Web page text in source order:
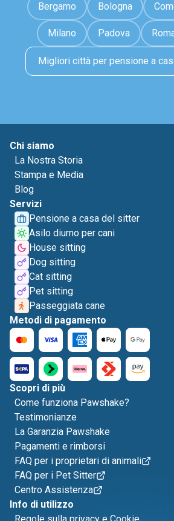
Bergamo Bologna
Milano Padova
Migliori città per pensione a
Chi siamo
La Nostra Storia
Stampa e Media
Blog
Servizi
Pensione a casa del sitter
Asilo diurno per cani
House sitting
Dog sitting
Cat sitting
Pet sitting
Passeggiata cane
Metodi di pagamento
Scopri di più
Come funziona Pawshake?
Testimonianze
La Garanzia Pawshake
Pagamenti e rimborsi
FAQ per i proprietari di animali
FAQ per i Pet Sitter
Centro Assistenza
Info di utilizzo